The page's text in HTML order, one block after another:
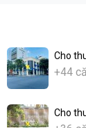
Cho
+44
Cho